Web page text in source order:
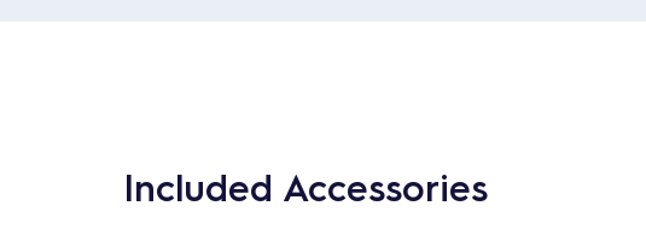
Included Accessories